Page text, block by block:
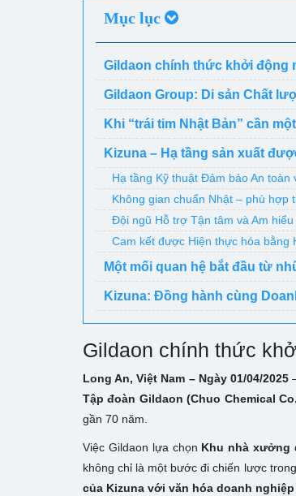
Mục lục
Gildaon chính thức khởi động
Gildaon Group: Di sản Chất
Khi “trái tim Nhật Bản” cần
Kizuna – Hạ tầng sản xuất
Hạ tầng Kỹ thuật Đảm bảo An toàn
Không gian chuẩn Nhật – phù hợp
Đội ngũ Hỗ trợ Tận tâm và Am hiểu
Cam kết được Hiện thực hóa bằng
Một mối quan hệ bắt đầu từ
Kizuna: Đồng hành cùng
Gildaon chính thức
Long An, Việt Nam – Ngày 01/04/2025
Tập đoàn Gildaon (Chuo Chemical
gần 70 năm.
Việc Gildaon lựa chọn Khu nhà xưởng
không chỉ là một bước đi chiến lược
của Kizuna với văn hóa doanh nghiệp